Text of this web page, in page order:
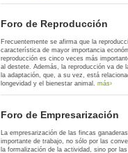
Foro de Reproducción
Frecuentemente se afirma que la
característica de mayor importancia
reproducción es cinco veces más
al destete. Además, la reproducción va de
la adaptación, que, a su vez, está
longevidad y el bienestar animal. más›
Foro de Empresarización
La empresarización de las fincas
importante de trabajo, no sólo por las
la formalización de la actividad, sino por